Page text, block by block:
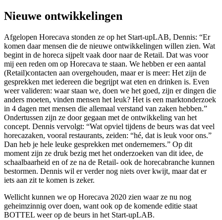
Nieuwe ontwikkelingen
Afgelopen Horecava stonden ze op het Start-upLAB, Dennis: “Er
komen daar mensen die de nieuwe ontwikkelingen willen zien. Wat
begint in de horeca sijpelt vaak door naar de Retail. Dat was voor
mij een reden om op Horecava te staan. We hebben er een aantal
(Retail)contacten aan overgehouden, maar er is meer: Het zijn de
gesprekken met iedereen die begrijpt wat eten en drinken is. Even
weer valideren: waar staan we, doen we het goed, zijn er dingen die
anders moeten, vinden mensen het leuk? Het is een marktonderzoek
in 4 dagen met mensen die allemaal verstand van zaken hebben.”
Ondertussen zijn ze door gegaan met de ontwikkeling van het
concept. Dennis vervolgt: “Wat opviel tijdens de beurs was dat veel
horecazaken, vooral restaurants, zeiden: “hé, dat is leuk voor ons.”
Dan heb je hele leuke gesprekken met ondernemers.” Op dit
moment zijn ze druk bezig met het onderzoeken van dit idee, de
schaalbaarheid en of ze na de Retail- ook de horecabranche kunnen
bestormen. Dennis wil er verder nog niets over kwijt, maar dat er
iets aan zit te komen is zeker.
Wellicht kunnen we op Horecava 2020 zien waar ze nu nog
geheimzinnig over doen, want ook op de komende editie staat
BOTTEL weer op de beurs in het Start-upLAB.